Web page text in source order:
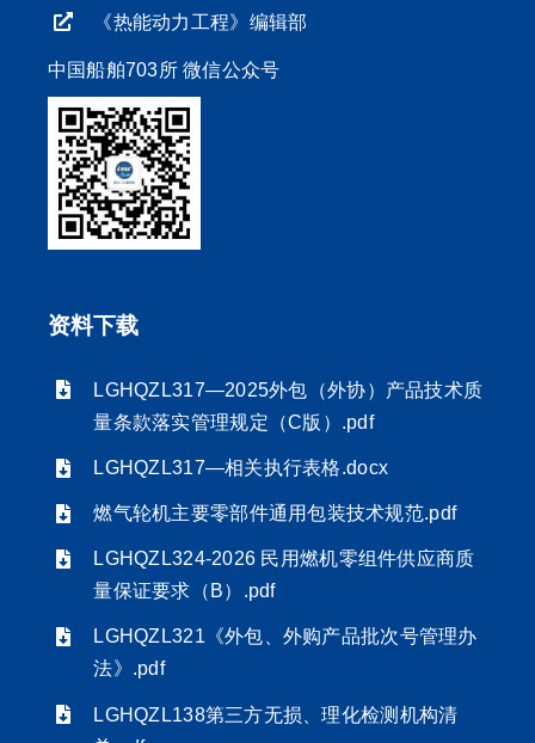
《热能动力工程》编辑部
中国船舶703所 微信公众号
资料下载
LGHQZL317—2025外包（外协）产品技术质
量条款落实管理规定（C版）.pdf
LGHQZL317—相关执行表格.docx
燃气轮机主要零部件通用包装技术规范.pdf
LGHQZL324-2026 民用燃机零组件供应商质
量保证要求（B）.pdf
LGHQZL321《外包、外购产品批次号管理办
法》.pdf
LGHQZL138第三方无损、理化检测机构清